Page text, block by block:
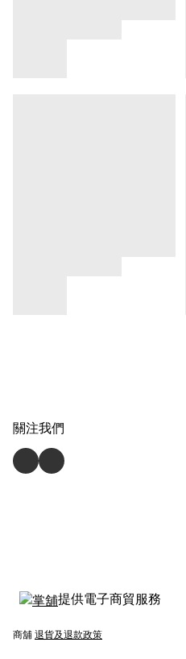
關注我們
提供電子商貿服務
商舖 退貨及退款政策